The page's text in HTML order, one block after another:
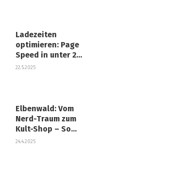
Ladezeiten
optimieren: Page
Speed in unter 2
Sekunden erreichen
22.5.2025
Elbenwald: Vom
Nerd-Traum zum
Kult-Shop – So
wurde Elbenwald
24.4.2025